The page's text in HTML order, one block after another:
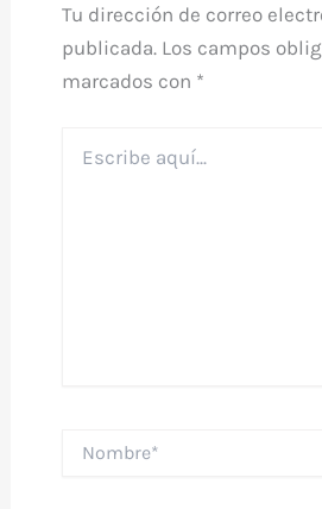
Tu dirección de correo
publicada. Los campos
marcados con *
aquí...